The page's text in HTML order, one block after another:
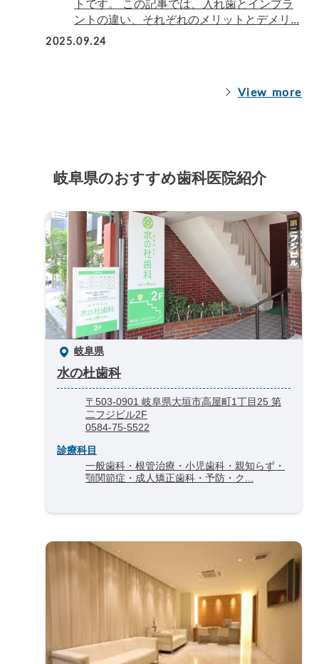
トです。 この記事では、入れ歯とインプラ
ントの違い、それぞれのメリットとデメリ...
2025.09.24
View more
岐阜県のおすすめ歯科医院紹介
岐阜県
水の杜歯科
〒503-0901 岐阜県大垣市高屋町1丁目25 第
二フジビル2F
0584-75-5522
診療科目
一般歯科・根管治療・小児歯科・親知らず・
顎関節症・成人矯正歯科・予防・ク...